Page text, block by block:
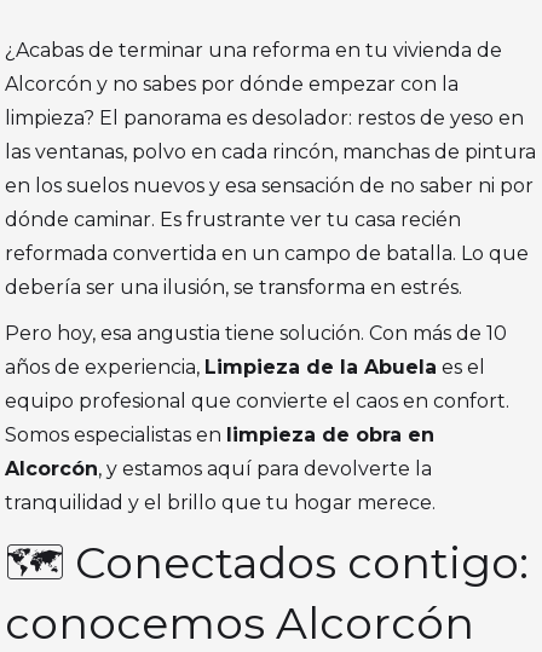
¿Acabas de terminar una reforma en tu vivienda de
Alcorcón y no sabes por dónde empezar con la
limpieza? El panorama es desolador: restos de yeso en
las ventanas, polvo en cada rincón, manchas de pintura
en los suelos nuevos y esa sensación de no saber ni por
dónde caminar. Es frustrante ver tu casa recién
reformada convertida en un campo de batalla. Lo que
debería ser una ilusión, se transforma en estrés.
Pero hoy, esa angustia tiene solución. Con más de 10
años de experiencia, Limpieza de la Abuela es el
equipo profesional que convierte el caos en confort.
Somos especialistas en limpieza de obra en
Alcorcón, y estamos aquí para devolverte la
tranquilidad y el brillo que tu hogar merece.
🗺️ Conectados contigo:
conocemos Alcorcón